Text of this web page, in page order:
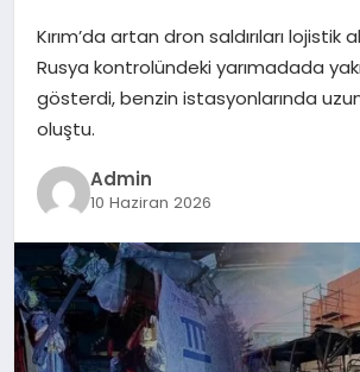
EĞITIM
EKONOMI
MAGAZIN
SAĞLIK
Kırım’da artan dron saldırıları lojistik
Rusya kontrolündeki yarımadada yakıt
gösterdi, benzin istasyonlarında
oluştu.
Admin
10 Haziran 2026